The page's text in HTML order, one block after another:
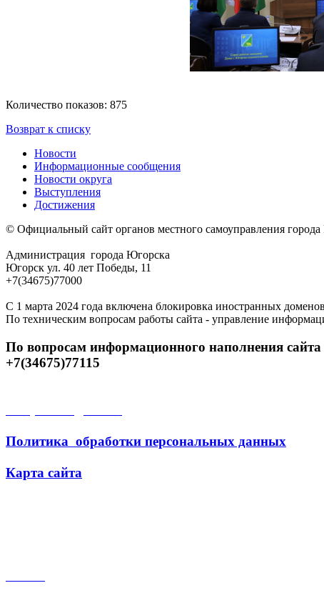
Количество показов: 875
Возврат к списку
Новости
Информационные сообщения
Новости округа
Выступления
Достижения
© Официальный сайт органов местного самоуправления
Администрация города Югорска
Югорск ул. 40 лет Победы, 11
+7(34675)77000
С 1 марта 2024 года включена блокировка иностранных
По техническим вопросам работы сайта - управление
По вопросам информационного наполнения
+7(34675)77115
Политика обработки персональных данных
Карта сайта